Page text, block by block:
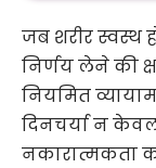
जब शरीर स्वस्थ
निर्णय लेने की
नियमित
दिनचर्या न
नकारात्मकता